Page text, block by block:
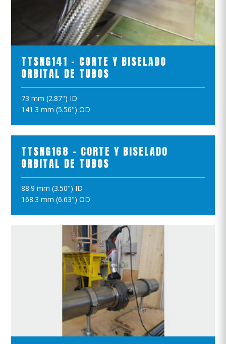
TTSNG141 - CORTE Y BISELADO
ORBITAL DE TUBOS
73 mm (2.87") ID
141.3 mm (5.56") OD
VER EL PRODUCTO
TTSNG168 - CORTE Y BISELADO
ORBITAL DE TUBOS
88.9 mm (3.50") ID
168.3 mm (6.63") OD
VER EL PRODUCTO
VER EL PRODUCTO